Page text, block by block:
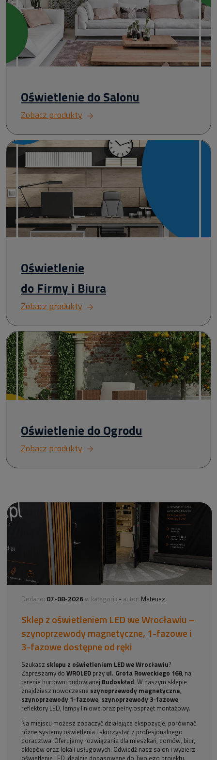
Oświetlenie do Salonu
Zobacz produkty
Oświetlenie
do Firmy i Biura
Zobacz produkty
Oświetlenie do Ogrodu
Zobacz produkty
Dodano: 07-08-2026 w kategorii: - autor: Mateusz
Sklep z oświetleniem LED we Wrocławiu –
szynoprzewody magnetyczne, 1-fazowe i
3-fazowe dostępne od ręki
Szukasz sklepu z oświetleniem LED we Wrocławiu?
Zapraszamy doWROLED przy ul. Grota Roweckiego 168, na
terenie hurtowni budowlanej Budoskład. W naszym sklepie
znajdziesz nowoczesne szynoprzewody magnetyczne,
szynoprzewody 1-fazowe, szynoprzewody 3-fazowe,
reflektory LED, lampy liniowe oraz pełny osprzęt montażowy.
Na miejscu możesz zobaczyć działające ekspozycje, porównać
różne systemy oświetlenia i skorzystać z profesjonalnego
doradztwa. Oferujemy rozwiązania dla mieszkań, domów, biur,
sklepów oraz lokali usługowych. Odwiedź nasz salon i wybierz